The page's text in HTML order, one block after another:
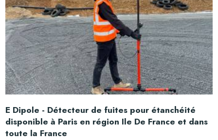
E Dipole - Détecteur de fuites pour étanchéité
disponible à Paris en région Ile De France et dans
toute la France